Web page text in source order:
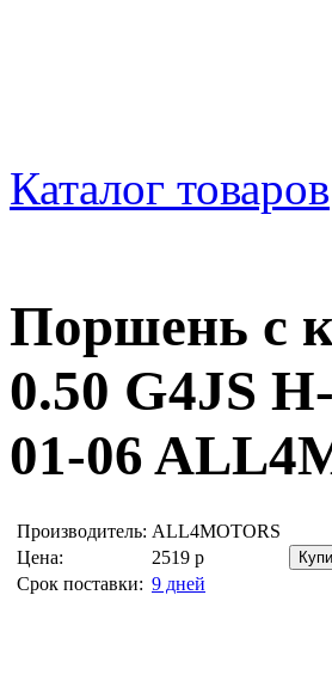
Каталог товаров
Поршень с
0.50 G4JS
01-06
Производитель: ALL4MOTORS
Цена:
2519 р
Срок поставки: 9 дней